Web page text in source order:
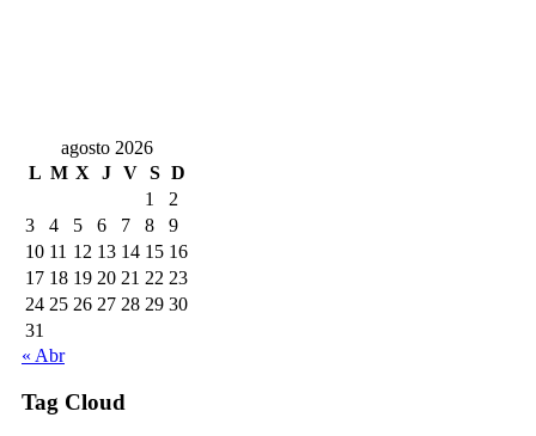
agosto 2026
L M X J V S D
1
2
3
4 5 6 7 8
9
10 11 12 13 14 15 16
17 18 19 20 21 22 23
24 25 26 27 28 29 30
31
« Abr
Tag Cloud